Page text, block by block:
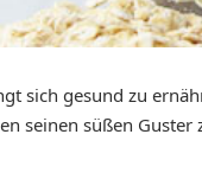
sich gesund zu
seinen süßen